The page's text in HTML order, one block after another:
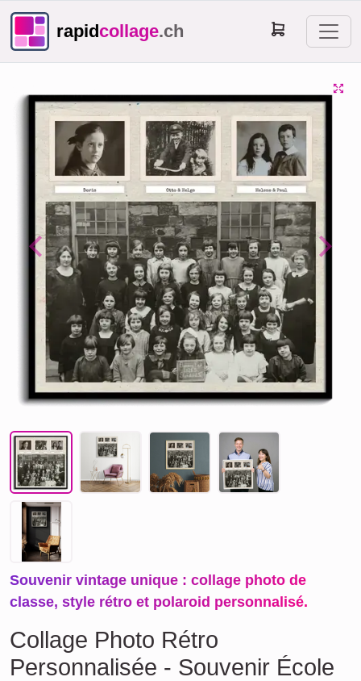
rapidcollage.ch
Previous Next
Souvenir vintage unique : collage photo de
classe, style rétro et polaroid personnalisé.
Collage Photo Rétro
Personnalisée - Souvenir École